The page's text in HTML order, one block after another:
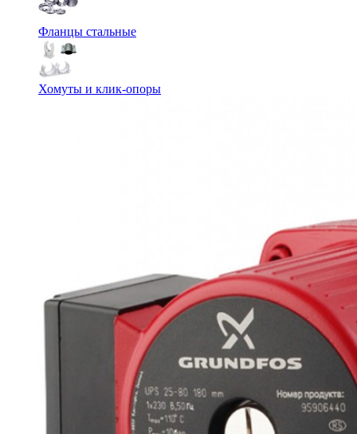
Фланцы стальные
Хомуты и клик-опоры